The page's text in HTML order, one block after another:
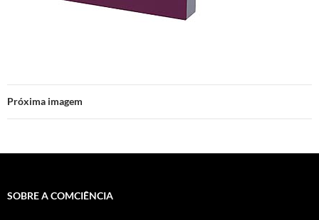
Próxima imagem
SOBRE A COMCIÊNCIA